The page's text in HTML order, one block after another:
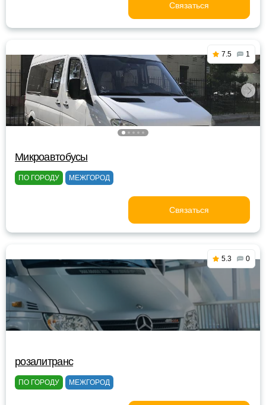
Связаться
7.5 1
Микроавтобусы
ПО ГОРОДУ МЕЖГОРОД
Связаться
5.3 0
розалитранс
ПО ГОРОДУ МЕЖГОРОД